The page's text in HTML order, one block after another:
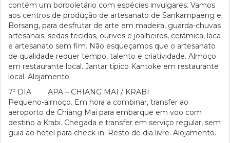
contém um borboletário com espécies invulgares. Vamos
aos centros de produção de artesanato de Sankampaeng e
Borsang, para desfrutar de arte em madeira, guarda-chuvas
artesanais, sedas tecidas, ourives e joalheiros, cerâmica, laca
e artesanato sem fim. Não esqueçamos que o artesanato
de qualidade requer tempo, talento e criatividade. Almoço
em restaurante local. Jantar típico Kantoke em restaurante
local. Alojamento.
7º DIA APA – CHIANG MAI / KRABI
Pequeno-almoço. Em hora a combinar, transfer ao
aeroporto de Chiang Mai para embarque em voo com
destino a Krabi. Chegada e transfer em serviço regular, sem
guia ao hotel para check-in. Resto de dia livre. Alojamento.